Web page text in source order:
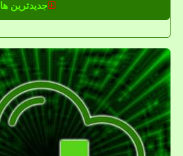
جدیدترین ها